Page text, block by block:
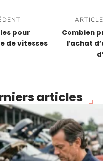
pour
de vitesses
Combien
l’achat
articles